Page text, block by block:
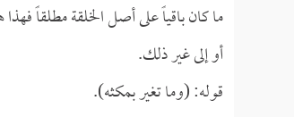
ما كان باقياً على أصل الخلقة مطلقاً
أو إلى غير ذلك.
قوله: (وما تغير بمكثه).